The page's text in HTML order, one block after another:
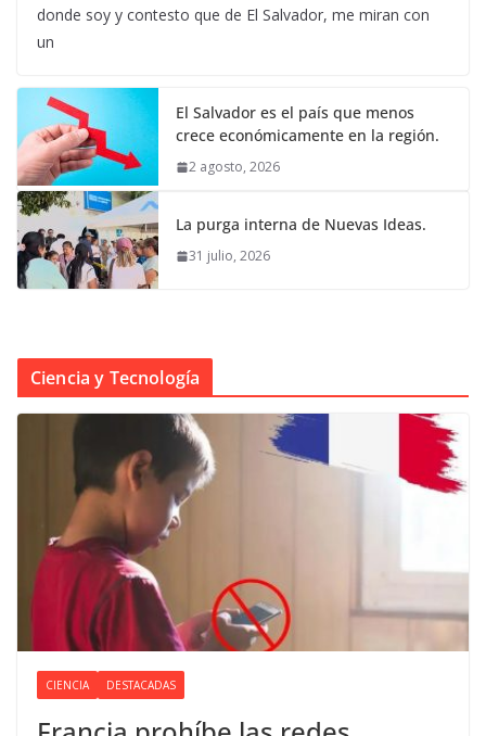
donde soy y contesto que de El Salvador, me miran con
un
El Salvador es el país que menos
crece económicamente en la región.
2 agosto, 2026
La purga interna de Nuevas Ideas.
31 julio, 2026
Ciencia y Tecnología
CIENCIA DESTACADAS